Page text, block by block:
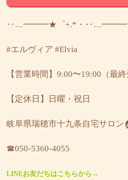
‥…━━━★゜+.*・
#エルヴィア #Elvia
【営業時間】9:00〜19:00（最終
【定休日】日曜・祝日
岐阜県瑞穂市十九条自宅サロン
☎︎050-5360-4055
LINEお友だちはこちらから→